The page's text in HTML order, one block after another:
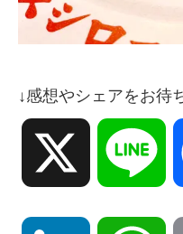
↓感想やシェアをお待